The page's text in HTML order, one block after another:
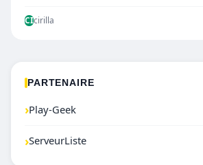
CIcirilla
PARTENAIRE
›Play-Geek
›ServeurListe